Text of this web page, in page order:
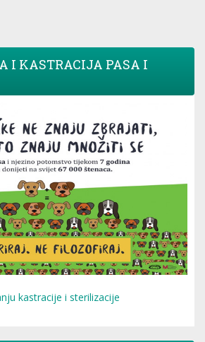
I KASTRACIJA PASA I
kastracije i sterilizacije